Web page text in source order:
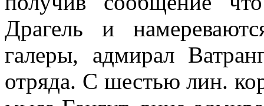
Драгель и
галеры, адмирал
отряда. С шестью лин.